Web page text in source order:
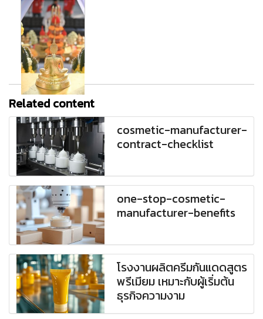
Related content
cosmetic-manufacturer-
contract-checklist
one-stop-cosmetic-
manufacturer-benefits
โรงงานผลิตครีมกันแดดสูตร
พรีเมียม เหมาะกับผู้เริ่มต้น
ธุรกิจความงาม